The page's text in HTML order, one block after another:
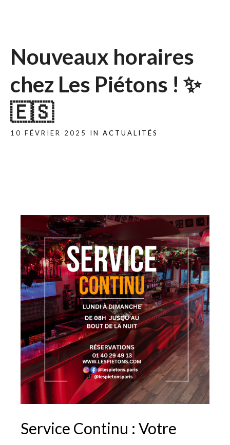
Nouveaux horaires
chez Les Piétons ! ✨
🇪🇸
10 FÉVRIER 2025 IN ACTUALITÉS
Service Continu : Votre